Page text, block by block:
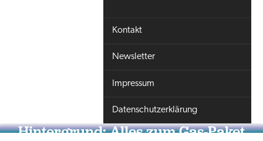
Kontakt
Newsletter
Impressum
Datenschutzerklärung
Hintergrund: Alles zum Gas-Paket